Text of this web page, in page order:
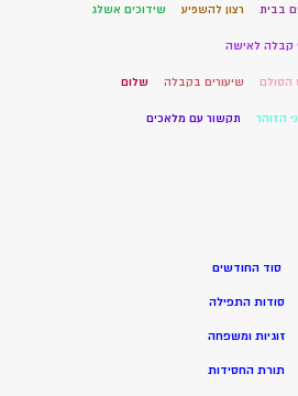
בבית רצון להשפיע שידוכים אשלג
קבלה לאישה
הסולם שיעורים בקבלה שלום
הזוהר תקשור עם מלאכים
סוד החודשים
סודות התפילה
זוגיות ומשפחה
תורת החסידות